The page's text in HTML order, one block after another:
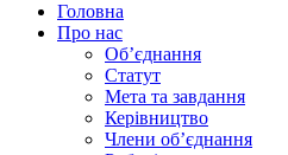
Головна
Про нас
Об’єднання
Статут
Мета та завдання
Керівництво
Члени об’єднання